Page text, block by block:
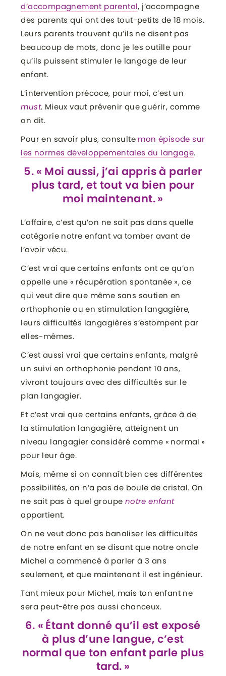
d’accompagnement parental, j’accompagne
des parents qui ont des tout-petits de 18 mois.
Leurs parents trouvent qu’ils ne disent pas
beaucoup de mots, donc je les outille pour
qu’ils puissent stimuler le langage de leur
enfant.
L’intervention précoce, pour moi, c’est un
must. Mieux vaut prévenir que guérir, comme
on dit.
Pour en savoir plus, consulte mon épisode sur
les normes développementales du langage.
5. « Moi aussi, j’ai appris à parler
plus tard, et tout va bien pour
moi maintenant. »
L’affaire, c’est qu’on ne sait pas dans quelle
catégorie notre enfant va tomber avant de
l’avoir vécu.
C’est vrai que certains enfants ont ce qu’on
appelle une « récupération spontanée », ce
qui veut dire que même sans soutien en
orthophonie ou en stimulation langagière,
leurs difficultés langagières s’estompent par
elles-mêmes.
C’est aussi vrai que certains enfants, malgré
un suivi en orthophonie pendant 10 ans,
vivront toujours avec des difficultés sur le
plan langagier.
Et c’est vrai que certains enfants, grâce à de
la stimulation langagière, atteignent un
niveau langagier considéré comme « normal »
pour leur âge.
Mais, même si on connaît bien ces différentes
possibilités, on n’a pas de boule de cristal. On
ne sait pas à quel groupe notre enfant
appartient.
On ne veut donc pas banaliser les difficultés
de notre enfant en se disant que notre oncle
Michel a commencé à parler à 3 ans
seulement, et que maintenant il est ingénieur.
Tant mieux pour Michel, mais ton enfant ne
sera peut-être pas aussi chanceux.
6. « Étant donné qu’il est exposé
à plus d’une langue, c’est
normal que ton enfant parle plus
tard. »